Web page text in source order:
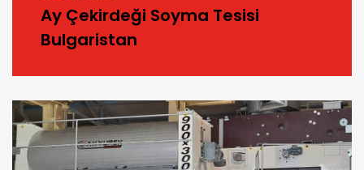
Ay Çekirdeği Soyma Tesisi
Bulgaristan